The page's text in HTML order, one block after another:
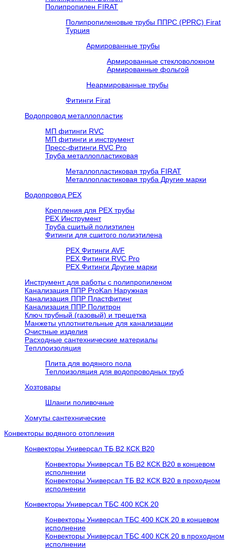
Полипропилен FIRAT
Полипропиленовые трубы ППРС (PPRC) Firat
Турция
Армированные трубы
Армированные стекловолокном
Армированные фольгой
Неармированные трубы
Фитинги Firat
Водопровод металлопластик
МП фитинги RVC
МП фитинги и инструмент
Пресс-фитинги RVC Pro
Труба металлопластиковая
Металлопластиковая труба FIRAT
Металлопластиковая труба Другие марки
Водопровод РЕХ
Крепления для РЕХ трубы
РЕХ Инструмент
Труба сшитый полиэтилен
Фитинги для сшитого полиэтилена
PEX Фитинги AVF
РЕХ Фитинги RVC Pro
РЕХ Фитинги Другие марки
Инструмент для работы с полипропиленом
Канализация ППР ProKan Наружная
Канализация ППР Пластфитинг
Канализация ППР Политрон
Ключ трубный (газовый) и трещетка
Манжеты уплотнительные для канализации
Очистные изделия
Расходные сантехнические материалы
Тепллоизоляция
Плита для водяного пола
Теплоизоляция для водопроводных труб
Хозтовары
Шланги поливочные
Хомуты сантехнические
Конвекторы водяного отопления
Конвекторы Универсал ТБ В2 КСК В20
Конвекторы Универсал ТБ В2 КСК В20 в концевом
исполнении
Конвекторы Универсал ТБ В2 КСК В20 в проходном
исполнении
Конвекторы Универсал ТБС 400 КСК 20
Конвекторы Универсал ТБС 400 КСК 20 в концевом
исполнение
Конвекторы Универсал ТБС 400 КСК 20 в проходном
исполнении